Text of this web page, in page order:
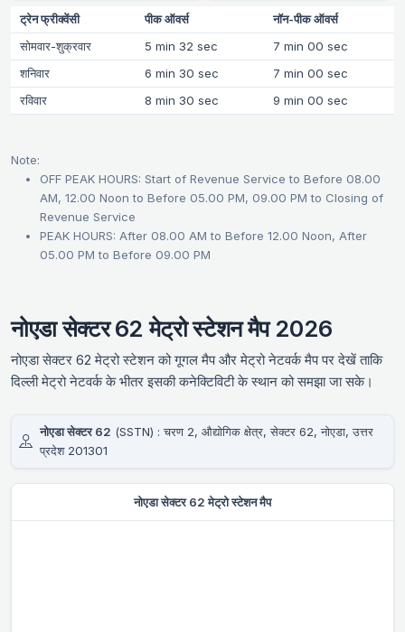
ट्रेन फ्रीक्वेंसी पीक ऑवर्स
नॉन-पीक ऑवर्स
सोमवार-शुक्रवार
5 min 32 sec
7 min 00 sec
शनिवार
6 min 30 sec
7 min 00 sec
रविवार
8 min 30 sec 9 min 00 sec
Note:
OFF PEAK HOURS: Start of Revenue Service to Before 08.00
AM, 12.00 Noon to Before 05.00 PM, 09.00 PM to Closing of
Revenue Service
PEAK HOURS: After 08.00 AM to Before 12.00 Noon, After
05.00 PM to Before 09.00 PM
नोएडा सेक्टर 62 मेट्रो स्टेशन मैप 2026
नोएडा सेक्टर 62 मेट्रो स्टेशन को गूगल मैप और मेट्रो नेटवर्क मैप पर देखें ताकि
दिल्ली मेट्रो नेटवर्क के भीतर इसकी कनेक्टिविटी के स्थान को समझा जा सके।
नोएडा सेक्टर 62 (SSTN) : चरण 2, औद्योगिक क्षेत्र, सेक्टर 62, नोएडा, उत्तर
प्रदेश 201301
नोएडा सेक्टर 62 मेट्रो स्टेशन मैप